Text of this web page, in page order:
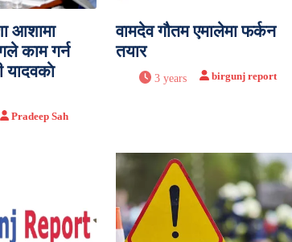
आशामा
काम गर्न
यादवकाे
Pradeep Sah
वामदेव गौतम एमालेमा फर्कन
तयार
3 years birgunj report